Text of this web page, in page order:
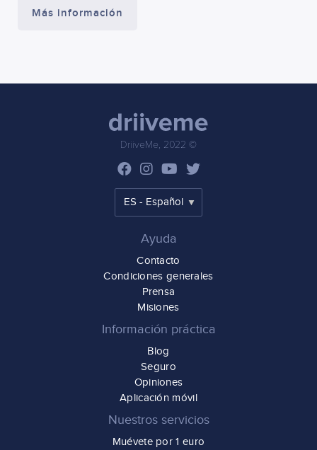
Más información
DriiveMe, 2022 ©
Ayuda
Contacto
Condiciones generales
Prensa
Misiones
Información práctica
Blog
Seguro
Opiniones
Aplicación móvil
Nuestros servicios
Muévete por 1 euro